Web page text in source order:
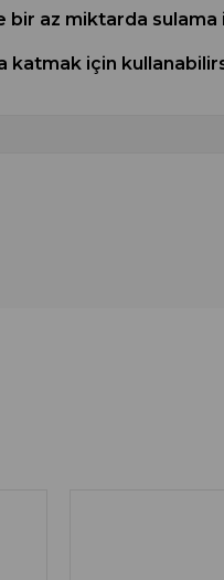
bir az miktarda sulama
katmak için